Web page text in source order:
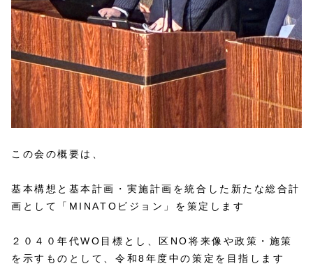
この会の概要は、
基本構想と基本計画・実施計画を統合した新たな総合計
画として「MINATOビジョン」を策定します
２０４０年代WO目標とし、区NO将来像や政策・施策
を示すものとして、令和8年度中の策定を目指します